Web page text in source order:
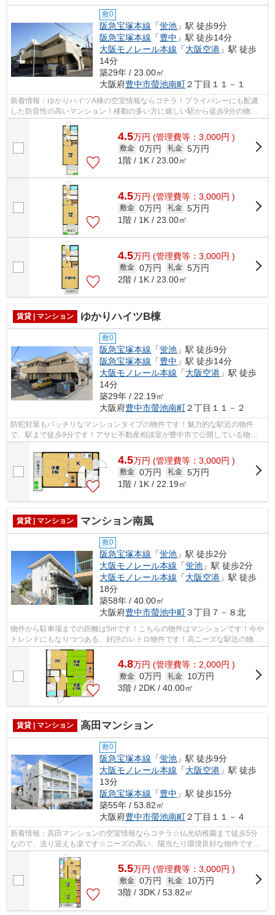
敷0
阪急宝塚本線 「蛍池 」駅 徒歩9分
阪急宝塚本線 「豊中 」駅 徒歩14分
大阪モノレール本線 「大阪空港 」駅 徒歩
14分
築29年 / 23.00㎡
大阪府豊中市螢池南町２丁目１１－１
新着情報：ゆかりハイツA棟の空室情報ならコチラ！プライバシーにも配慮
した防音性の高いマンション！移動の多い方に嬉しい駅から徒歩9分の物件
です！お問い合わせはinfo@asahi-fs.com...
4.5万円 (管理費等：3,000円 )
敷金 0万円 礼金 5万円
1階 / 1K / 23.00㎡
4.5万円 (管理費等：3,000円 )
敷金 0万円 礼金 5万円
1階 / 1K / 23.00㎡
4.5万円 (管理費等：3,000円 )
敷金 0万円 礼金 5万円
2階 / 1K / 23.00㎡
賃貸 | マンション ゆかりハイツB棟
敷0
阪急宝塚本線 「蛍池 」駅 徒歩9分
阪急宝塚本線 「豊中 」駅 徒歩14分
大阪モノレール本線 「大阪空港 」駅 徒歩
14分
築29年 / 22.19㎡
大阪府豊中市螢池南町２丁目１１－２
防犯対策もバッチリなマンションタイプの物件です！魅力的な駅近の物件
で、駅まで徒歩9分です！アサヒ不動産相談室が豊中市で公開している物件
4.5万円 (管理費等：3,000円 )
敷金 0万円 礼金 5万円
1階 / 1K / 22.19㎡
賃貸 | マンション マンション南風
敷0
阪急宝塚本線 「蛍池 」駅 徒歩2分
大阪モノレール本線 「蛍池 」駅 徒歩2分
大阪モノレール本線 「大阪空港 」駅 徒歩
18分
築58年 / 40.00㎡
大阪府豊中市螢池中町３丁目７－８北
物件から駐車場までの距離は5mです！こちらの物件はマンションです！今や
トレンドにもなりつつある、好評のレトロ物件です！高ニーズな駅近の物件
で、徒歩2分で駅に行くことができます...
4.8万円 (管理費等：2,000円 )
敷金 0万円 礼金
10万円
3階 / 2DK / 40.00㎡
賃貸 | マンション 高田マンション
敷0
阪急宝塚本線 「蛍池 」駅 徒歩9分
大阪モノレール本線 「大阪空港 」駅 徒歩
13分
阪急宝塚本線 「豊中 」駅 徒歩15分
築55年 / 53.82㎡
大阪府豊中市螢池南町２丁目１１－４
新着情報：高田マンションの空室情報ならコチラ☆仏光幼稚園まで徒歩5分
なので、送り迎えも楽です☆ニーズの高い、陽当たり環境良好な物件です☆
ついついお洗濯したくなっちゃいますよ☆こ...
5.5万円 (管理費等：3,000円 )
敷金 0万円 礼金
10万円
3階 / 3DK / 53.82㎡